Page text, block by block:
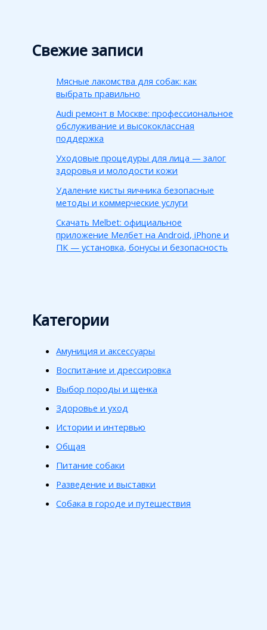
Свежие записи
Мясные лакомства для собак: как
выбрать правильно
Audi ремонт в Москве: профессиональное
обслуживание и высококлассная
поддержка
Уходовые процедуры для лица — залог
здоровья и молодости кожи
Удаление кисты яичника безопасные
методы и коммерческие услуги
Скачать Melbet: официальное
приложение Мелбет на Android, iPhone и
ПК — установка, бонусы и безопасность
Категории
Амуниция и аксессуары
Воспитание и дрессировка
Выбор породы и щенка
Здоровье и уход
Истории и интервью
Общая
Питание собаки
Разведение и выставки
Собака в городе и путешествия